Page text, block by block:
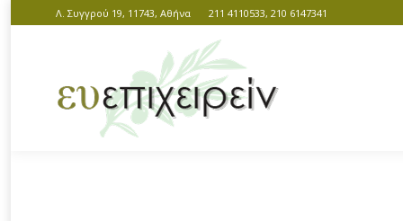
Λ. Συγγρού 19, 11743, Αθήνα 211 4110533, 210 6147341